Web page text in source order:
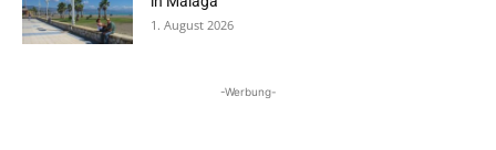
1. August 2026
-Werbung-